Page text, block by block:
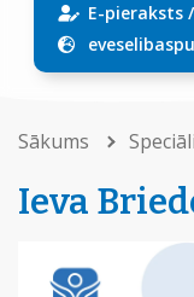
E-pieraksts/
Sākums
Ieva